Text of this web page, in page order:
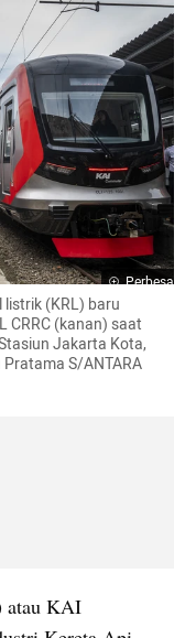
Perbesar
(KRL) baru
CRRC (kanan) saat
Jakarta Kota,
S/ANTARA
atau KAI